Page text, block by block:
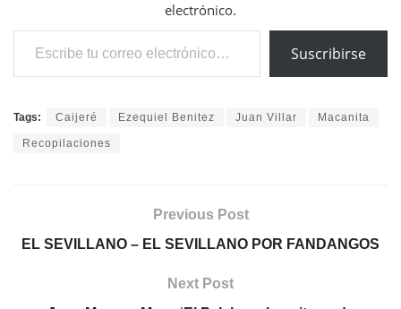
electrónico.
Escribe tu correo electrónico…
Suscribirse
Tags: Caijeré Ezequiel Benitez Juan Villar Macanita
Recopilaciones
Previous Post
EL SEVILLANO – EL SEVILLANO POR FANDANGOS
Next Post